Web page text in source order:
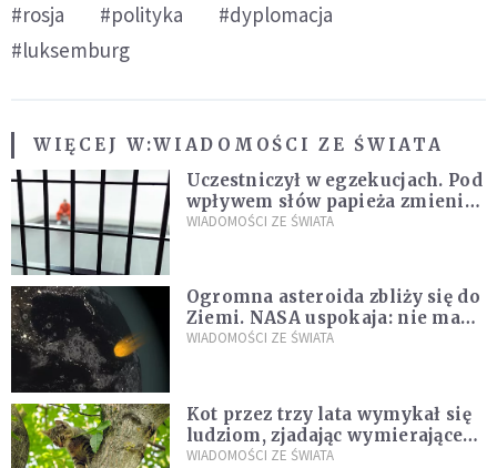
#rosja #polityka
#dyplomacja
#luksemburg
WIĘCEJ W:WIADOMOŚCI ZE ŚWIATA
Uczestniczył w egzekucjach. Pod
wpływem słów papieża zmienił
zdanie
WIADOMOŚCI ZE ŚWIATA
Ogromna asteroida zbliży się do
Ziemi. NASA uspokaja: nie ma
zagrożenia
WIADOMOŚCI ZE ŚWIATA
Kot przez trzy lata wymykał się
ludziom, zjadając wymierające
kaczki. W końcu popełnił
WIADOMOŚCI ZE ŚWIATA